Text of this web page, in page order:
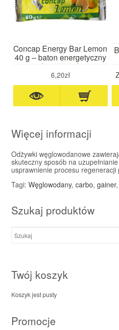
Concap Energy Bar Lemon
40 g – baton energetyczny
(cytrynowy)
6,20zł
Więcej informacji
Odżywki węglowodanowe
skuteczny sposób na
usprawnienie procesu regeneracji
Tagi: Węglowodany, carbo, gainer,
Szukaj produktów
Twój koszyk
Koszyk jest pusty
Promocje